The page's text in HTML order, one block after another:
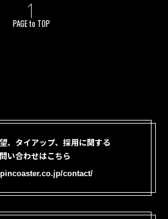
PAGE to TOP
、タイアップ、採用に関する
い合わせはこちら
contact/